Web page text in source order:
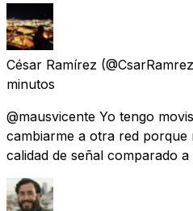
César Ramírez
minutos
@mausvicente Yo tengo
cambiarme a otra red porque
calidad de señal comparado